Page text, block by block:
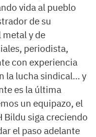
vida al pueblo
de su
y de
periodista,
con experiencia
la lucha sindical… y
es la última
un equipazo, el
Bildu siga creciendo
el paso adelante